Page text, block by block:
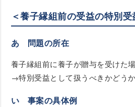
＜養子縁組前の受益の特別
あ 問題の所在
養子縁組前に養子が贈与を受けた
→特別受益として扱うべきかどうか
い 事案の具体例